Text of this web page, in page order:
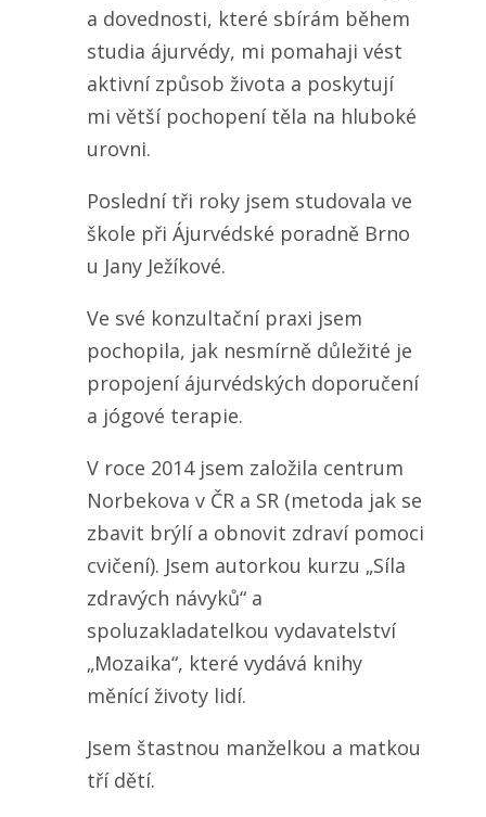
a dovednosti, které sbírám během
studia ájurvédy, mi pomahaji vést
aktivní způsob života a poskytují
mi větší pochopení těla na hluboké
urovni.
Poslední tři roky jsem studovala ve
škole při Ájurvédské poradně Brno
u Jany Ježíkové.
Ve své konzultační praxi jsem
pochopila, jak nesmírně důležité je
propojení ájurvédských doporučení
a jógové terapie.
V roce 2014 jsem založila centrum
Norbekova v ČR a SR (metoda jak se
zbavit brýlí a obnovit zdraví pomoci
cvičení). Jsem autorkou kurzu „Síla
zdravých návyků“ a
spoluzakladatelkou vydavatelství
„Mozaika“, které vydává knihy
měnící životy lidí.
Jsem štastnou manželkou a matkou
tří dětí.